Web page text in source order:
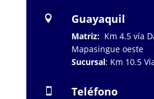
 Guayaquil
Matriz: Km 4.5 vía
Mapasingue oeste
Sucursal: Km 10.5
 Teléfono